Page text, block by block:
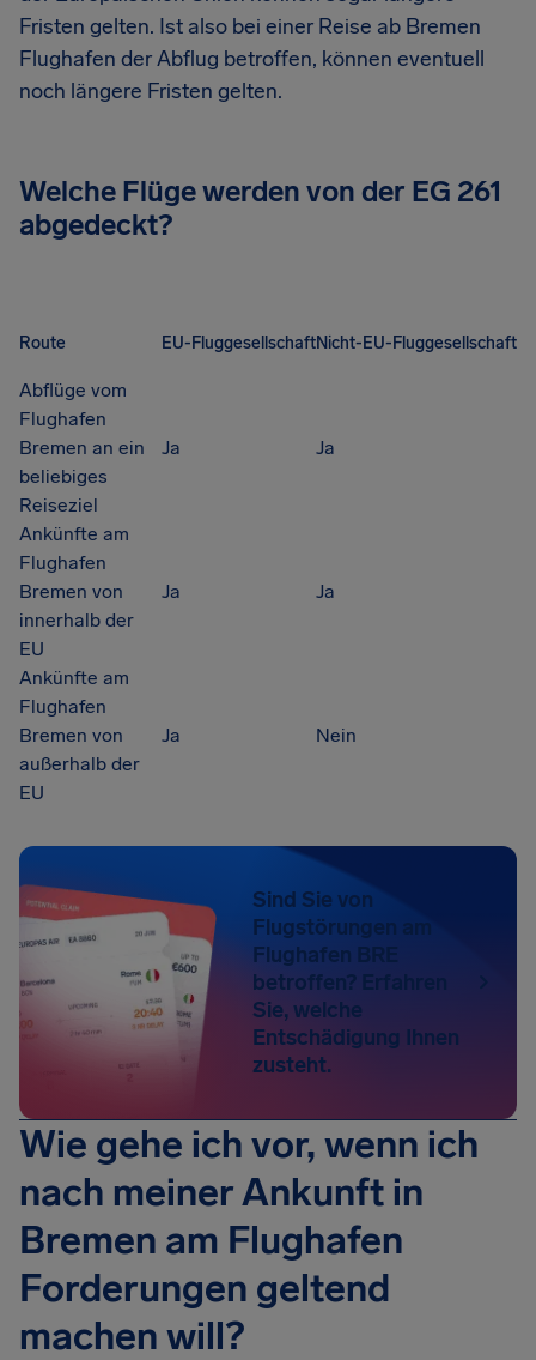
Fristen gelten. Ist also bei einer Reise ab Bremen
Flughafen der Abflug betroffen, können eventuell
noch längere Fristen gelten.
Welche Flüge werden von der EG 261
abgedeckt?
Route EU-FluggesellschaftNicht-EU-Fluggesellschaft
Abflüge vom
Flughafen
Bremen an ein
beliebiges
Reiseziel
Ja Ja
Ankünfte am
Flughafen
Bremen von
innerhalb der
EU
Ja Ja
Ankünfte am
Flughafen
Bremen von
außerhalb der
EU
Ja Nein
Sind Sie von
Flugstörungen am
Flughafen BRE
betroffen? Erfahren
Sie, welche
Entschädigung Ihnen
zusteht.
Wie gehe ich vor, wenn ich
nach meiner Ankunft in
Bremen am Flughafen
Forderungen geltend
machen will?